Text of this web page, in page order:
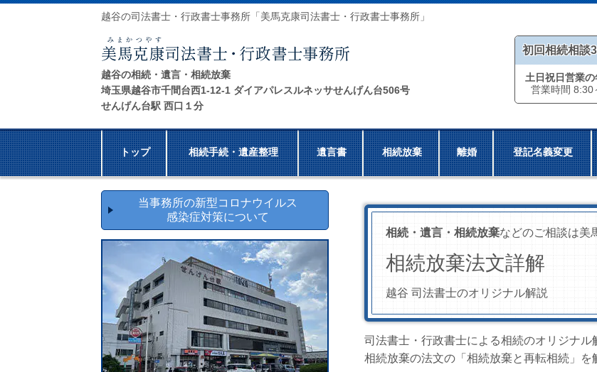
越谷の司法書士・行政書士事務所「美馬克康司法書士・行政書士事務所」
越谷の相続・遺言・相続放棄
埼玉県越谷市千間台西1-12-1 ダイアパレスルネッサせんげん台506号
せんげん台駅 西口１分
初回相続相談
土日祝日営業
営業時間 8:30
トップ 相続手続・遺産整理 遺言書 相続放棄 離婚 登記名義変更
相続・遺言・相続放棄などのご相談は美
相続放棄法文詳解
越谷 司法書士のオリジナル解説
司法書士・行政書士による相続のオリジナル
相続放棄の法文の「相続放棄と再転相続」を
当事務所の新型コロナウイルス
感染症対策について